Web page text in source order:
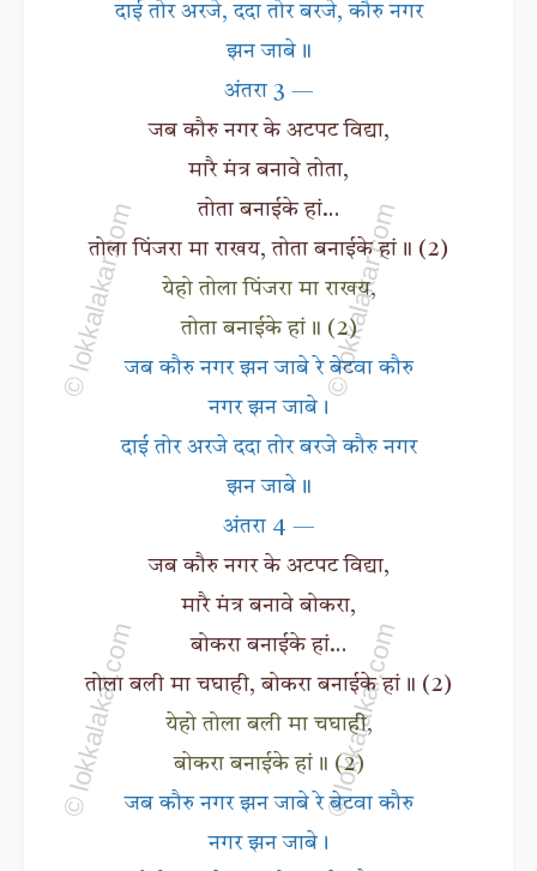
दाई तोर अरजे, ददा तोर बरजे, कौरु नगर
झन जाबे॥
अंतरा 3 —
जब कौरु नगर के अटपट विद्या,
मारै मंत्र बनावे तोता,
तोता बनाईके हां…
तोला पिंजरा मा राखय, तोता बनाईके हां॥ (2)
येहो तोला पिंजरा मा राखय,
तोता बनाईके हां॥ (2)
जब कौरु नगर झन जाबे रे बेटवा कौरु
नगर झन जाबे।
दाई तोर अरजे ददा तोर बरजे कौरु नगर
झन जाबे॥
अंतरा 4 —
जब कौरु नगर के अटपट विद्या,
मारै मंत्र बनावे बोकरा,
बोकरा बनाईके हां…
तोला बली मा चघाही, बोकरा बनाईके हां॥ (2)
येहो तोला बली मा चघाही,
बोकरा बनाईके हां॥ (2)
जब कौरु नगर झन जाबे रे बेटवा कौरु
नगर झन जाबे।